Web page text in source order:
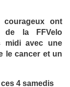
ont
de la FFVelo
midi avec une
le cancer et un
4 samedis